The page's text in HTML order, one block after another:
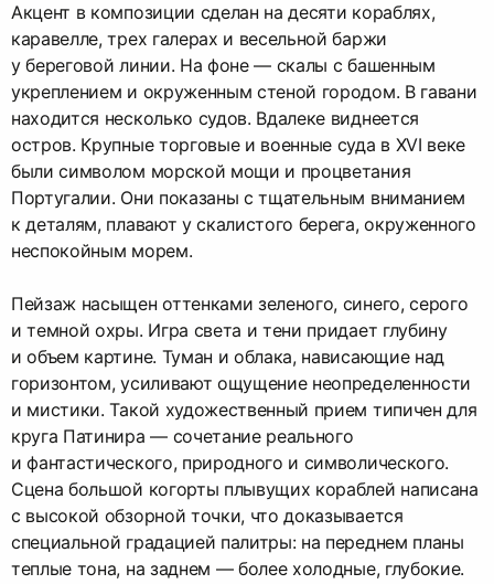
Акцент в композиции сделан на десяти кораблях,
каравелле, трех галерах и весельной баржи
у береговой линии. На фоне — скалы с башенным
укреплением и окруженным стеной городом. В гавани
находится несколько судов. Вдалеке виднеется
остров. Крупные торговые и военные суда в XVI веке
были символом морской мощи и процветания
Португалии. Они показаны с тщательным вниманием
к деталям, плавают у скалистого берега, окруженного
неспокойным морем.
Пейзаж насыщен оттенками зеленого, синего, серого
и темной охры. Игра света и тени придает глубину
и объем картине. Туман и облака, нависающие над
горизонтом, усиливают ощущение неопределенности
и мистики. Такой художественный прием типичен для
круга Патинира — сочетание реального
и фантастического, природного и символического.
Сцена большой когорты плывущих кораблей написана
с высокой обзорной точки, что доказывается
специальной градацией палитры: на переднем планы
теплые тона, на заднем — более холодные, глубокие.